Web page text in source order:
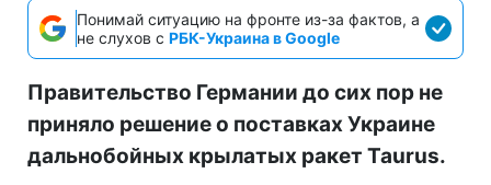
Понимай ситуацию на фронте из-за фактов, а
не слухов с РБК-Украина в Google
Правительство Германии до сих пор не
приняло решение о поставках Украине
дальнобойных крылатых ракет Taurus.